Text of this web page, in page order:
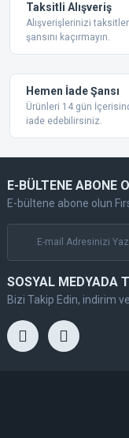
Taksitli Alışveriş
Alışverişlerinizi
şansını kaçırmayın.
Hemen İade Şansı
Ürünleri 14 gün
iade edebilirsiniz.
E-BÜLTENE ABONE
E-bültene abone olun
SOSYAL MEDYADA
Bizi Takip Edin, indirim